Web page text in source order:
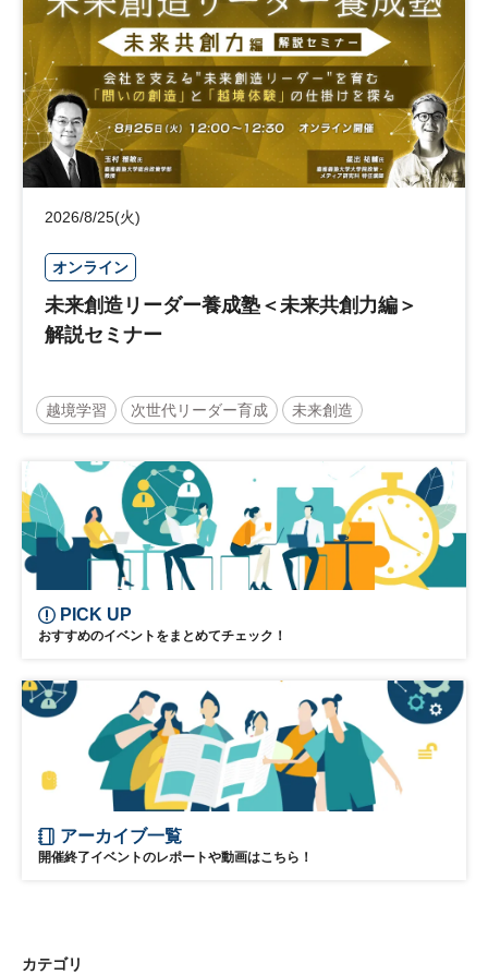
2026/8/25(火)
オンライン
未来創造リーダー養成塾＜未来共創力編＞
解説セミナー
越境学習 次世代リーダー育成 未来創造
PICK UP
おすすめのイベントをまとめてチェック！
アーカイブ一覧
開催終了イベントのレポートや動画はこちら！
カテゴリ